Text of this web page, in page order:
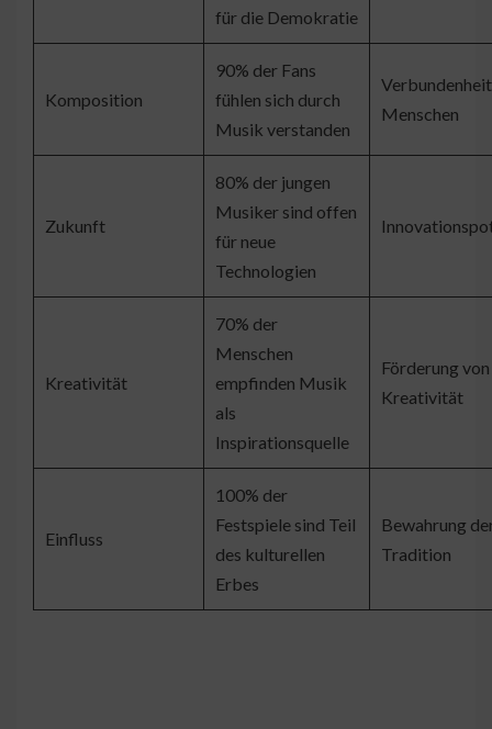
für die Demokratie
Komposition
90% der Fans
fühlen sich durch
Musik verstanden
Menschen
Zukunft
80% der jungen
Musiker sind offen
für neue
Technologien
Kreativität
70% der
Menschen
empfinden Musik
als
Inspirationsquelle
Förderung von
Kreativität
Einfluss
100% der
Festspiele sind Teil
des kulturellen
Erbes
Bewahrung
Tradition